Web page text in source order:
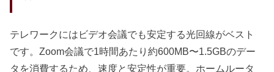
テレワークにはビデオ会議でも安定する光回線がベスト
です。Zoom会議で1時間あたり約600MB〜1.5GBのデー
タを消費するため、速度と安定性が重要。ホームルータ